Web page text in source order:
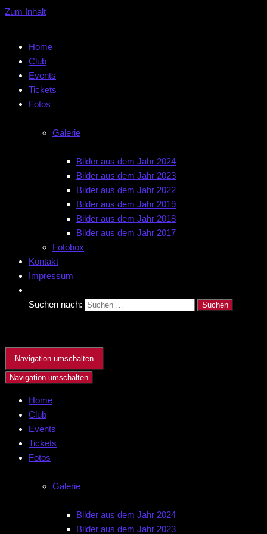
Zum Inhalt
Home
Club
Events
Tickets
Fotos
Galerie
Bilder aus dem Jahr 2024
Bilder aus dem Jahr 2023
Bilder aus dem Jahr 2022
Bilder aus dem Jahr 2019
Bilder aus dem Jahr 2018
Bilder aus dem Jahr 2017
Fotobox
Kontakt
Impressum
Suchen nach:
Navigation umschalten
Navigation umschalten
Home
Club
Events
Tickets
Fotos
Galerie
Bilder aus dem Jahr 2024
Bilder aus dem Jahr 2023